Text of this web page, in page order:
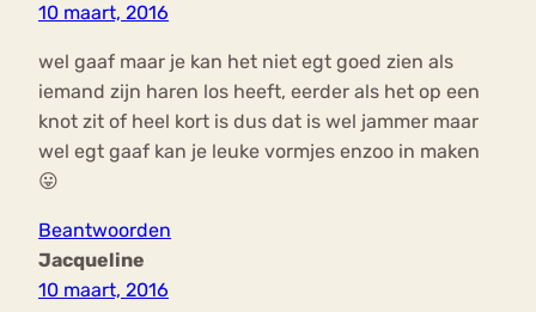
10 maart, 2016
wel gaaf maar je kan het niet egt goed zien als
iemand zijn haren los heeft, eerder als het op een
knot zit of heel kort is dus dat is wel jammer maar
wel egt gaaf kan je leuke vormjes enzoo in maken
😛
Beantwoorden
Jacqueline
10 maart, 2016